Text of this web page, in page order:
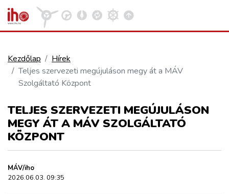
VASÚT
KÖZÚT
REPÜLÉS
KÖZLEKEDÉSFEJLESZTÉS
Kezdőlap
Hírek
Teljes szervezeti megújuláson megy át a MÁV
Szolgáltató Központ
TELJES SZERVEZETI MEGÚJULÁSON
MEGY ÁT A MÁV SZOLGÁLTATÓ
KÖZPONT
MÁV/iho
2026.06.03. 09:35